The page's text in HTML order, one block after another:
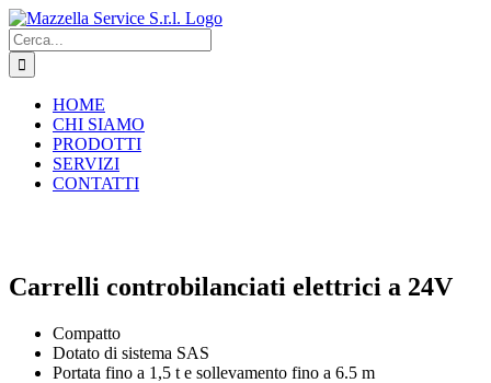
Salta
al
contenuto
Cerca
per:
HOME
CHI SIAMO
PRODOTTI
SERVIZI
CONTATTI
Carrelli controbilanciati elettrici a 24V
Compatto
Dotato di sistema SAS
Portata fino a 1,5 t e sollevamento fino a 6.5 m